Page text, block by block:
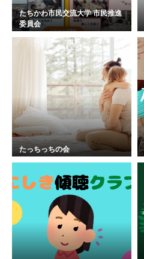
たちかわ市民交流大学 市民推進
委員会
たっちっちの会